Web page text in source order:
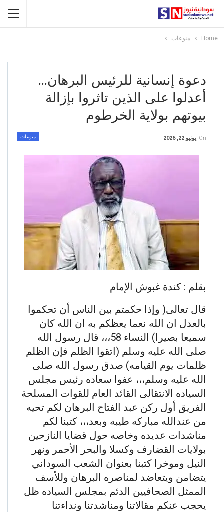
Home منوعات
دعوة إنسانية للرئيس البرهان…
أعدلوا على الذين تاثروا بإزالة
بيوتهم بولاية الخرطوم
منوعات On يونيو 22, 2026
بقلم : كندة غبوش الإمام
قال تعالى( وإذا حكمتم بين الناس أن تحكموا
بالعدل ان الله نعما يعظكم به ان الله كان
سميعا بصيرا) النساء 58،،، قال رسول الله
صلى الله عليه وسلم (اتقوا الظلم فإن الظلم
ظلمات يوم القيامه) صدق رسول الله صلى
الله عليه وسلم،،، عفوا سعاده رئيس مجلس
السياده الانتقالى القائد العام للقوات المسلحة
الفريق أول ركن عبد الفتاح البرهان لكم تحيه
من عندالله مباركه طيبه وبعد،،، كتبنا لكم
مناشدات عديده وخاصه حول قضايا النازحين
بولايات القضارف وكسلا والبحر الأحمر ونهر
النيل وموخرا كتبنا بعنوان الشعب السوداني
يتضامن ويتعاضد لمناصره البرهان وللأسف
الممثل الصحافيين الدئم بمجلس السياده ظل
يحجب عنكم مقالاتنا ومناشدتنا ونداءتنا